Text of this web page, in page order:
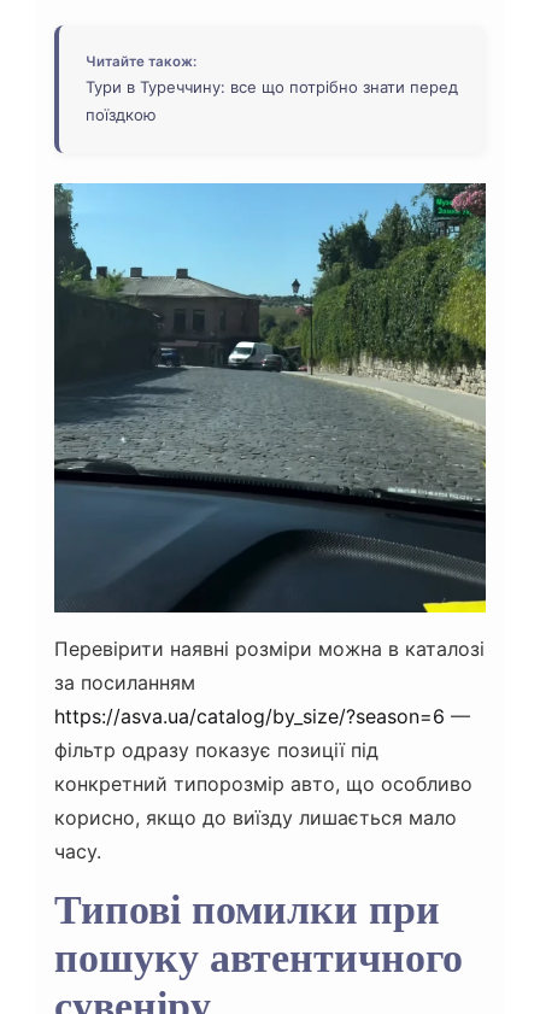
Читайте також:
Тури в Туреччину: все що потрібно знати перед
поїздкою
Перевірити наявні розміри можна в каталозі
за посиланням
https://asva.ua/catalog/by_size/?season=6 —
фільтр одразу показує позиції під
конкретний типорозмір авто, що особливо
корисно, якщо до виїзду лишається мало
часу.
Типові помилки при
пошуку автентичного